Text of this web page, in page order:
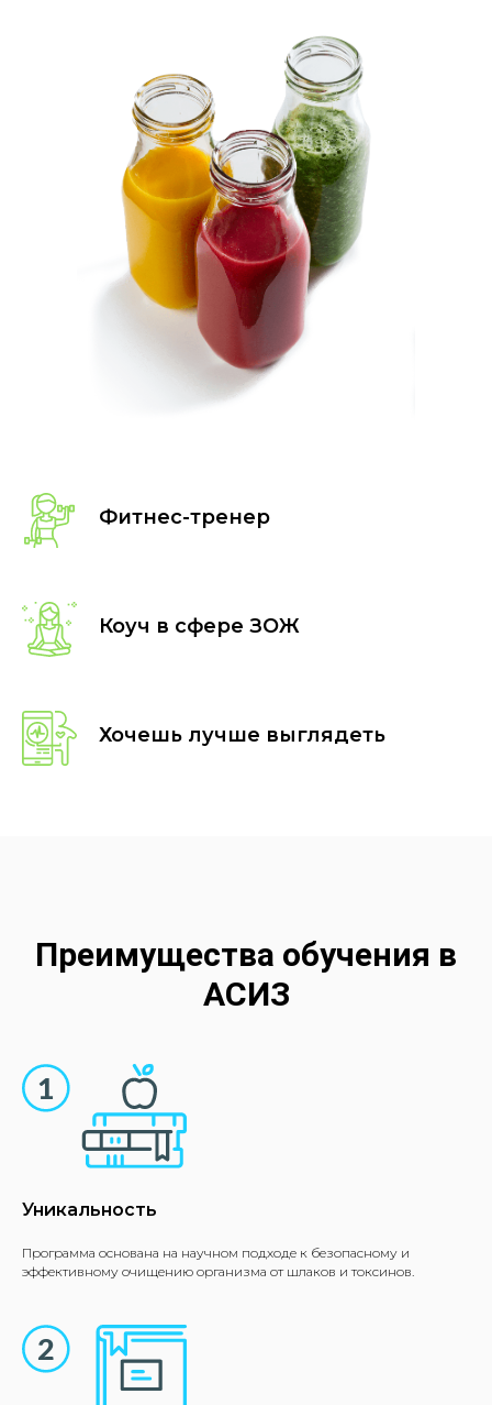
Фитнес-тренер
Коуч в сфере ЗОЖ
Хочешь лучше выглядеть
Преимущества обучения в
АСИЗ
Уникальность
Программа основана на научном подходе к безопасному и
эффективному очищению организма от шлаков и токсинов.